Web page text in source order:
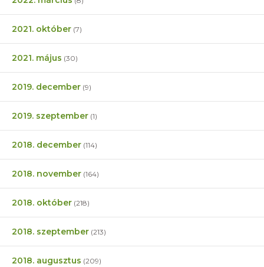
2021. október (7)
2021. május (30)
2019. december (9)
2019. szeptember (1)
2018. december (114)
2018. november (164)
2018. október (218)
2018. szeptember (213)
2018. augusztus (209)